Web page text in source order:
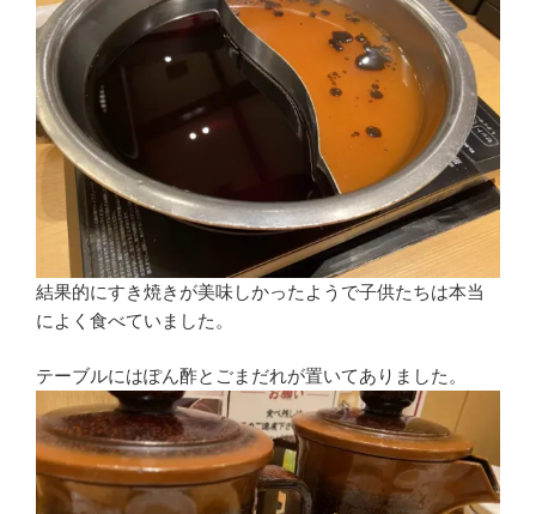
結果的にすき焼きが美味しかったようで子供たちは本当
によく食べていました。
テーブルにはぽん酢とごまだれが置いてありました。